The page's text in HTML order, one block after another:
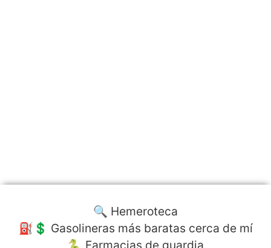
🔍 Hemeroteca
⛽️💲 Gasolineras más baratas cerca de mí
🐍 Farmacias de guardia